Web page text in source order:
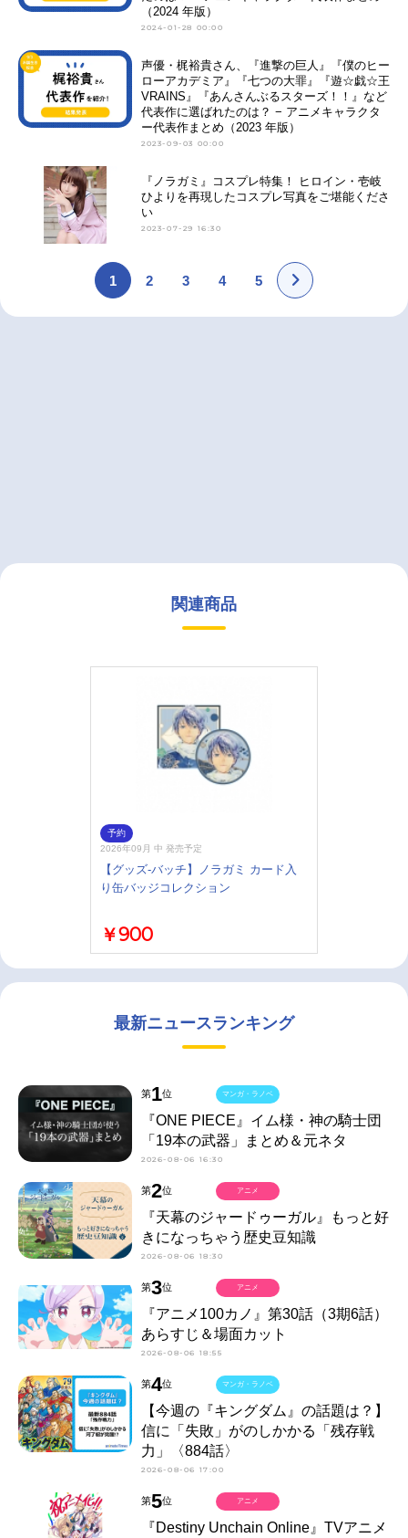
（2024 年版）
2024-01-28 00:00
声優・梶裕貴さん、『進撃の巨人』『僕のヒー
ローアカデミア』『七つの大罪』『遊☆戯☆王
VRAINS』『あんさんぶるスターズ！！』など
代表作に選ばれたのは？ − アニメキャラクタ
ー代表作まとめ（2023 年版）
2023-09-03 00:00
『ノラガミ』コスプレ特集！ ヒロイン・壱岐
ひよりを再現したコスプレ写真をご堪能くださ
い
2023-07-29 16:30
1 2 3 4 5
関連商品
予約
2026年09月 中 発売予定
【グッズ-バッチ】ノラガミ カード入
り缶バッジコレクション
￥900
最新ニュースランキング
第1位
『ONE PIECE』イム様・神の騎士団
「19本の武器」まとめ＆元ネタ
2026-08-06 16:30
マンガ・ラノベ
第2位
『天幕のジャードゥーガル』もっと好
きになっちゃう歴史豆知識
2026-08-06 18:30
アニメ
第3位
『アニメ100カノ』第30話（3期6話）
あらすじ＆場面カット
2026-08-06 18:55
アニメ
第4位
【今週の『キングダム』の話題は？】
信に「失敗」がのしかかる「残存戦
力」〈884話〉
2026-08-06 17:00
マンガ・ラノベ
第5位
『Destiny Unchain Online』TVアニメ
アニメ